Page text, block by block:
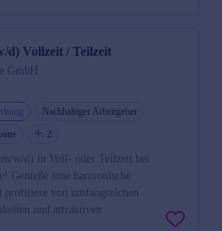
d) Vollzeit / Teilzeit
GmbH
Nachhaltiger Arbeitgeber
2
w/d) in Voll- oder Teilzeit bei
Genieße eine harmonische
profitiere von umfangreichen
und attraktiven